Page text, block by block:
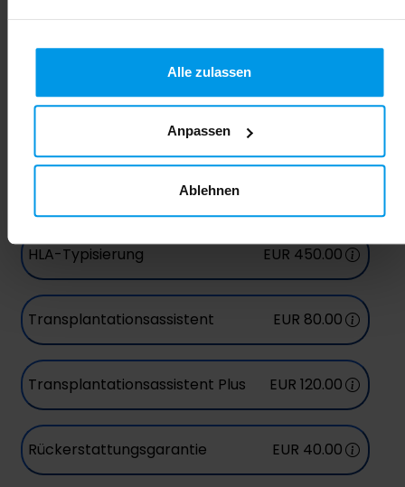
Alle zulassen
Anpassen
Ablehnen
50 Jahre Einlagerung
Passen Sie den Service Ihren
Bedürfnissen an
Wählen Sie zusätzliche Pakete für ein noch grösseres
HLA-Typisierung EUR 450.00
Transplantationsassistent EUR 80.00
Transplantationsassistent Plus EUR 120.00
Rückerstattungsgarantie EUR 40.00